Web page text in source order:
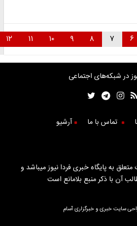
۶ ۷ ۸ ۹ ۱۰ ۱۱ ۱۲
در شبکه‌های اجتماعی
تماس با ما آرشیو
به پایگاه خبری فردا نیوز میباشد و
آن با ذکر منبع بلامانع است
سایت خبری و خبرگزاری آسام